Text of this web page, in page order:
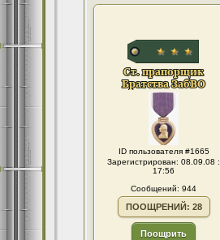
ID пользователя #1665
Зарегистрирован: 08.09.08 :
17:56
Сообщений: 944
ПООЩРЕНИЙ: 28
Поощрить